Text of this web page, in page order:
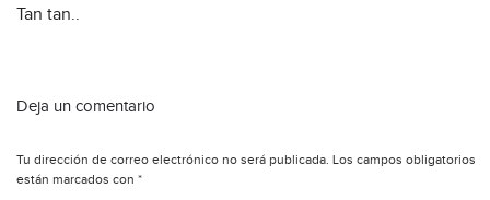
Tan tan..
Deja un comentario
Tu dirección de correo electrónico no será publicada. Los campos obligatorios
están marcados con *